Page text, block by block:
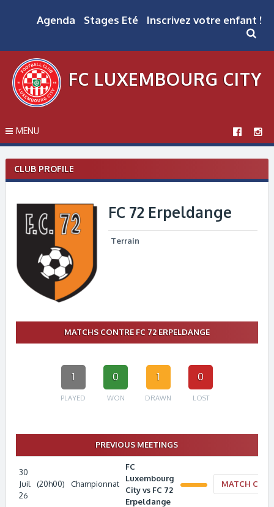
Agenda Stages Eté Inscrivez votre enfant !
FC LUXEMBOURG CITY
MENU
CLUB PROFILE
FC 72 Erpeldange
Terrain
MATCHS CONTRE FC 72 ERPELDANGE
1
PLAYED
0
WON
1
DRAWN
0
LOST
PREVIOUS MEETINGS
30
Juil
26
(20h00) Championnat
FC
Luxembourg
City vs FC 72
Erpeldange
MATCH